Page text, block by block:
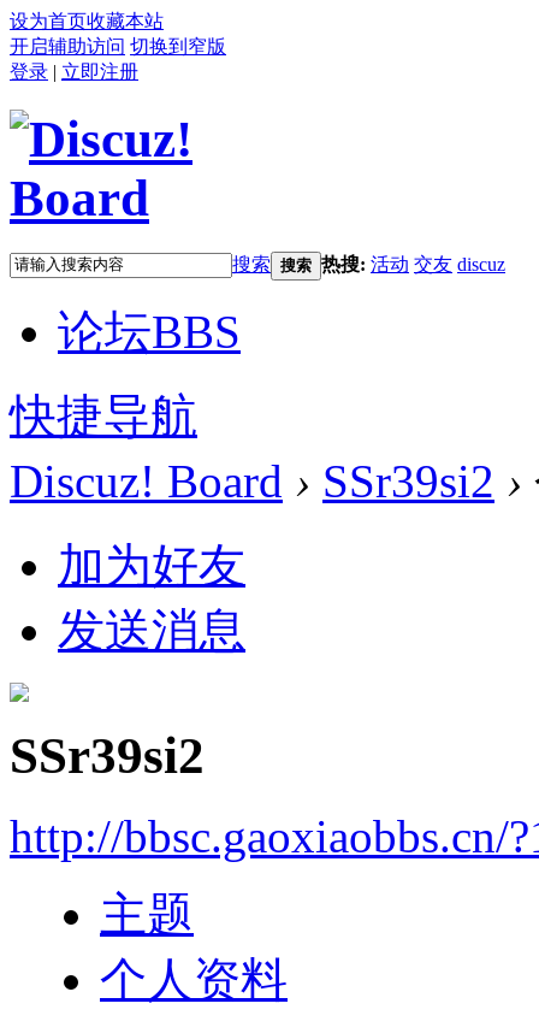
设为首页收藏本站
开启辅助访问 切换到窄版
登录 | 立即注册
搜索 搜索 热搜: 活动 交友 discuz
论坛BBS
快捷导航
Discuz! Board › SSr39si2 ›
加为好友
发送消息
SSr39si2
http://bbsc.gaoxiaobbs.cn/
主题
个人资料